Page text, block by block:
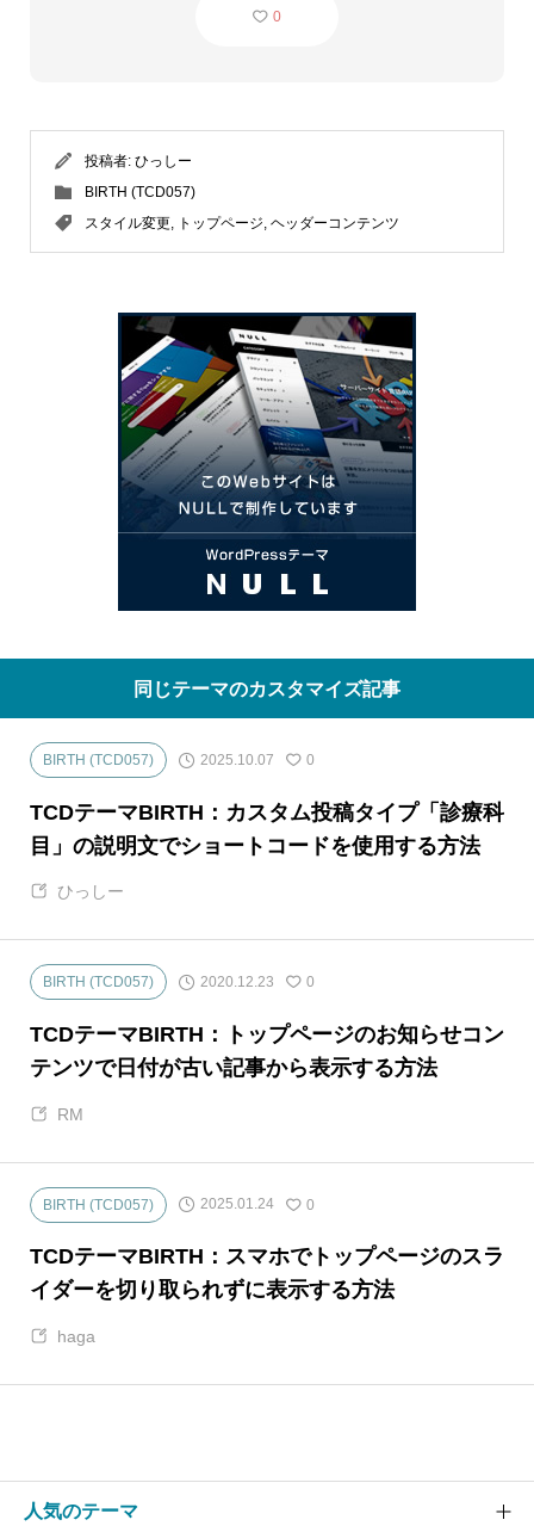
0
投稿者: ひっしー
BIRTH (TCD057)
スタイル変更, トップページ, ヘッダーコンテンツ
同じテーマのカスタマイズ記事
BIRTH (TCD057) 2025.10.07 0
TCDテーマBIRTH：カスタム投稿タイプ「診療科
目」の説明文でショートコードを使用する方法
ひっしー
BIRTH (TCD057) 2020.12.23 0
TCDテーマBIRTH：トップページのお知らせコン
テンツで日付が古い記事から表示する方法
RM
BIRTH (TCD057) 2025.01.24 0
TCDテーマBIRTH：スマホでトップページのスラ
イダーを切り取られずに表示する方法
haga
人気のテーマ